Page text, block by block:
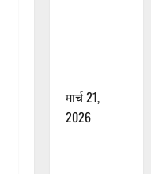
मार्च 21,
2026